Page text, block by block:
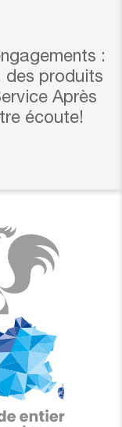
:
des produits
Après
écoute!